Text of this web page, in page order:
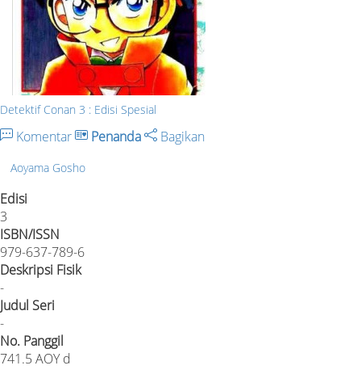
Detektif Conan 3 : Edisi Spesial
Komentar Penanda Bagikan
Aoyama Gosho
Edisi
3
ISBN/ISSN
979-637-789-6
Deskripsi Fisik
-
Judul Seri
-
No. Panggil
741.5 AOY d